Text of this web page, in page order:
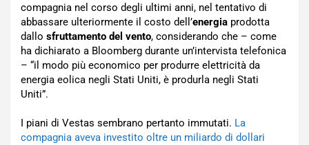
compagnia nel corso degli ultimi anni, nel tentativo di
abbassare ulteriormente il costo dell’energia prodotta
dallo sfruttamento del vento, considerando che – come
ha dichiarato a Bloomberg durante un’intervista telefonica
– “il modo più economico per produrre elettricità da
energia eolica negli Stati Uniti, è produrla negli Stati
Uniti”.
I piani di Vestas sembrano pertanto immutati. La
compagnia aveva investito oltre un miliardo di dollari